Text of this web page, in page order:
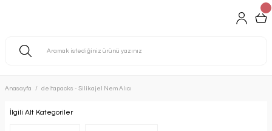
Anasayfa deltapacks - Silikajel Nem Alıcı
İlgili Alt Kategoriler